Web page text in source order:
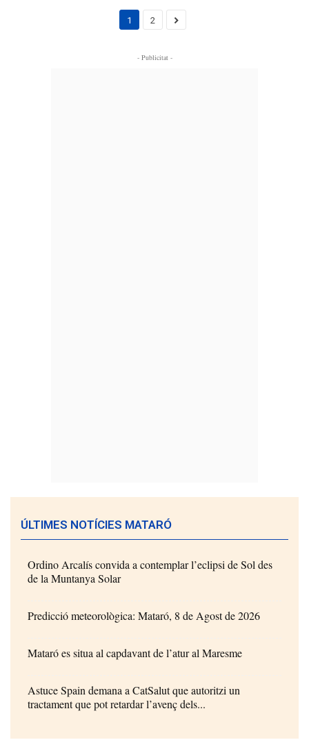
1 2
- Publicitat -
ÚLTIMES NOTÍCIES MATARÓ
Ordino Arcalís convida a contemplar l’eclipsi de Sol des
de la Muntanya Solar
Predicció meteorològica: Mataró, 8 de Agost de 2026
Mataró es situa al capdavant de l’atur al Maresme
Astuce Spain demana a CatSalut que autoritzi un
tractament que pot retardar l’avenç dels...